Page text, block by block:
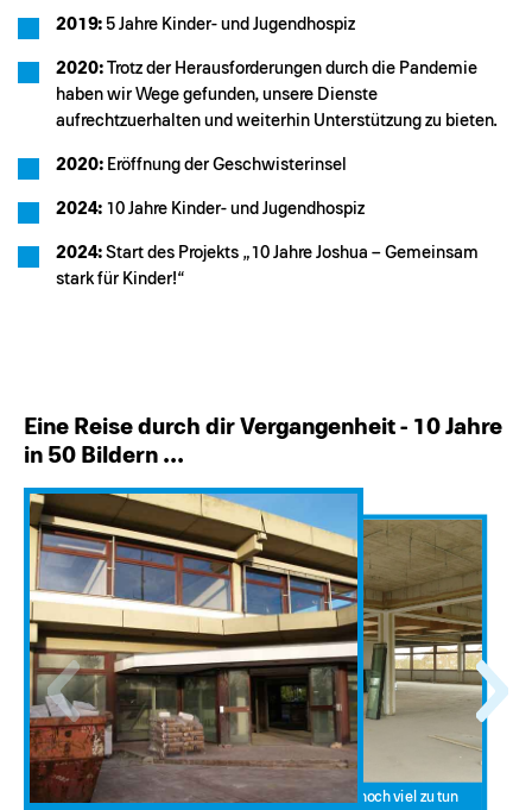
2019: 5 Jahre Kinder- und Jugendhospiz
2020: Trotz der Herausforderungen durch die Pandemie
haben wir Wege gefunden, unsere Dienste
aufrechtzuerhalten und weiterhin Unterstützung zu bieten.
2020: Eröffnung der Geschwisterinsel
2024: 10 Jahre Kinder- und Jugendhospiz
2024: Start des Projekts „10 Jahre Joshua – Gemeinsam
stark für Kinder!“
Eine Reise durch dir Vergangenheit - 10 Jahre
in 50 Bildern ...
2013 - Es war noch viel zu tun